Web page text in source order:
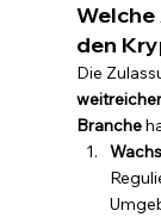
den
Die
Branche